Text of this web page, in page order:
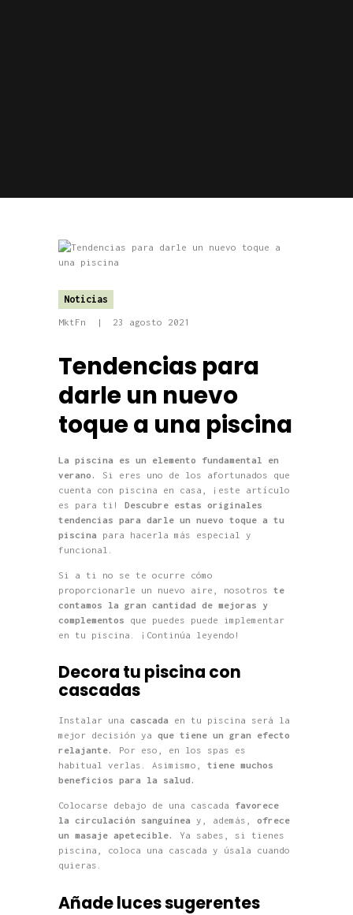
Noticias
MktFn 23 agosto 2021
Tendencias para
darle un nuevo
toque a una piscina
La piscina es un elemento fundamental en
verano. Si eres uno de los afortunados que
cuenta con piscina en casa, ¡este artículo
es para ti! Descubre estas originales
tendencias para darle un nuevo toque a tu
piscina para hacerla más especial y
funcional.
Si a ti no se te ocurre cómo
proporcionarle un nuevo aire, nosotros te
contamos la gran cantidad de mejoras y
complementos que puedes puede implementar
en tu piscina. ¡Continúa leyendo!
Decora tu piscina con
cascadas
Instalar una cascada en tu piscina será la
mejor decisión ya que tiene un gran efecto
relajante.
Por eso, en los spas es
habitual verlas. Asimismo, tiene muchos
beneficios para la salud.
Colocarse debajo de una cascada favorece
la circulación sanguínea y, además, ofrece
un masaje apetecible.
Ya sabes, si tienes
piscina, coloca una cascada y úsala cuando
quieras.
Añade luces sugerentes